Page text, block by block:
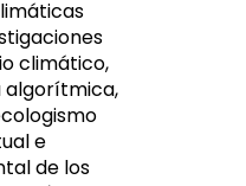
climático,
algorítmica,
e
de los